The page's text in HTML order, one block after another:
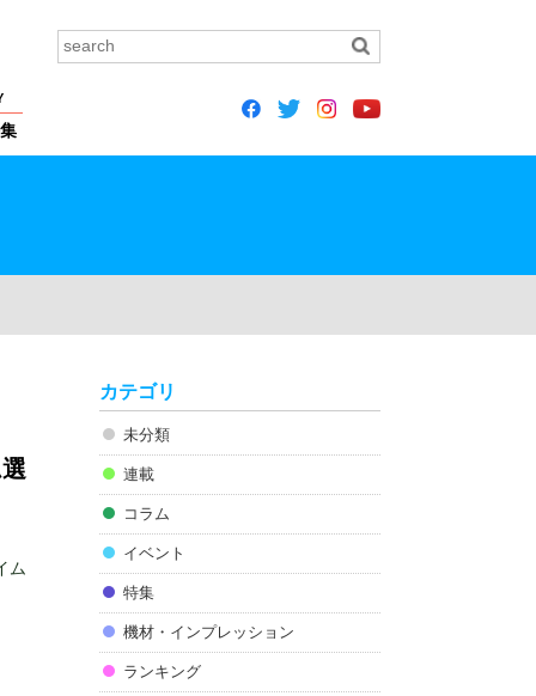
ム
カテゴリ
未分類
連載
コラム
イベント
特集
機材・インプレッション
ランキング